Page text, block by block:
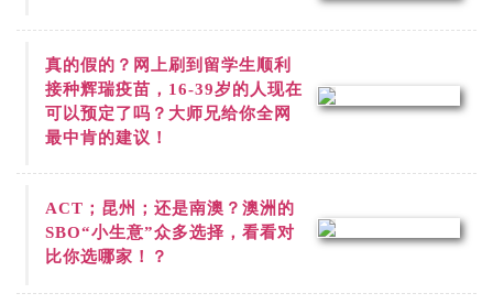
真的假的？网上刷到 留学生顺利
接种辉瑞疫苗，16-39岁的人现在
可以预定了吗？大师兄给你全网
最中肯的建议！
ACT；昆州；还是南澳？澳洲的
SBO“小生意”众多选择，看看对
比你选哪家！？